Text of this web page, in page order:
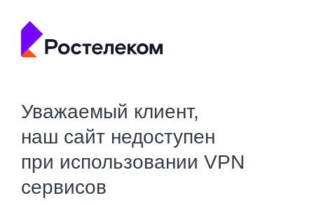
Уважаемый клиент,
наш сайт недоступен
при использовании VPN
сервисов